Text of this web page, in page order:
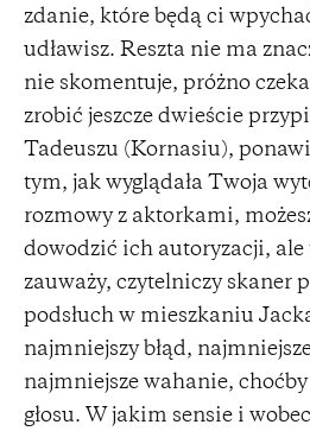
zdanie, które będą ci
udławisz. Reszta nie ma
nie skomentuje, próżno
zrobić jeszcze dwieście
Tadeuszu (Kornasiu),
tym, jak wyglądała Twoja
rozmowy z aktorkami,
dowodzić ich autoryzacji, ale
zauważy, czytelniczy skaner
podsłuch w mieszkaniu
najmniejszy błąd,
najmniejsze wahanie,
głosu. W jakim sensie i